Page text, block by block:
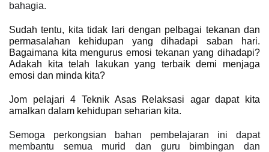
bahagia.
Sudah tentu, kita tidak lari dengan pelbagai tekanan dan
permasalahan kehidupan yang dihadapi saban hari.
Bagaimana kita mengurus emosi tekanan yang dihadapi?
Adakah kita telah lakukan yang terbaik demi menjaga
emosi dan minda kita?
Jom pelajari 4 Teknik Asas Relaksasi agar dapat kita
amalkan dalam kehidupan seharian kita.
Semoga perkongsian bahan pembelajaran ini dapat
membantu semua murid dan guru bimbingan dan